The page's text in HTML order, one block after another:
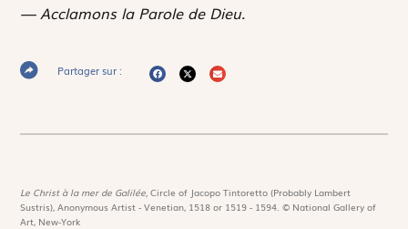
— Acclamons la Parole de Dieu.
Partager sur :
Le Christ à la mer de Galilée,Circle of Jacopo Tintoretto (Probably Lambert
Sustris), Anonymous Artist - Venetian, 1518 or 1519 - 1594. © National Gallery of
Art, New-York